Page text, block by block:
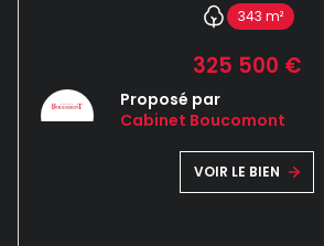
343 m²
325 500 €
Proposé par
Cabinet Boucomont
VOIR LE BIEN